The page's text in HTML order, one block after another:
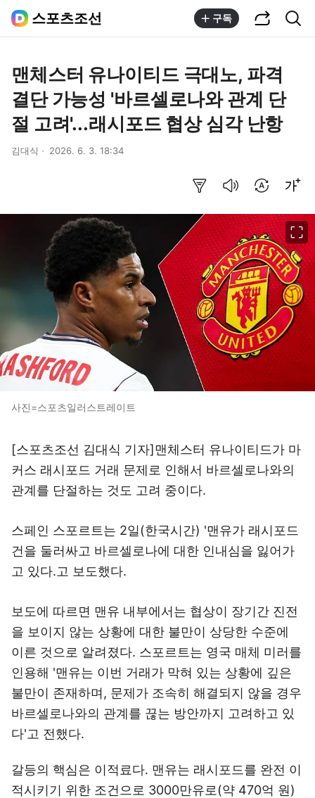
스포츠조선 구독
맨체스터 유나이티드 극대노, 파격
결단 가능성 '바르셀로나와 관계 단
절 고려'...래시포드 협상 심각 난항
김대식 2026. 6. 3. 18:34
사진=스포츠일러스트레이트
[스포츠조선 김대식 기자]맨체스터 유나이티드가 마
커스 래시포드 거래 문제로 인해서 바르셀로나와의
관계를 단절하는 것도 고려 중이다.
스페인 스포르트는 2일(한국시간) '맨유가 래시포드
건을 둘러싸고 바르셀로나에 대한 인내심을 잃어가
고 있다.고 보도했다.
보도에 따르면 맨유 내부에서는 협상이 장기간 진전
을 보이지 않는 상황에 대한 불만이 상당한 수준에
이른 것으로 알려졌다. 스포르트는 영국 매체 미러를
인용해 '맨유는 이번 거래가 막혀 있는 상황에 깊은
불만이 존재하며, 문제가 조속히 해결되지 않을 경우
바르셀로나와의 관계를 끊는 방안까지 고려하고 있
다'고 전했다.
갈등의 핵심은 이적료다. 맨유는 래시포드를 완전 이
적시키기 위한 조건으로 3000만유로(약 470억 원)